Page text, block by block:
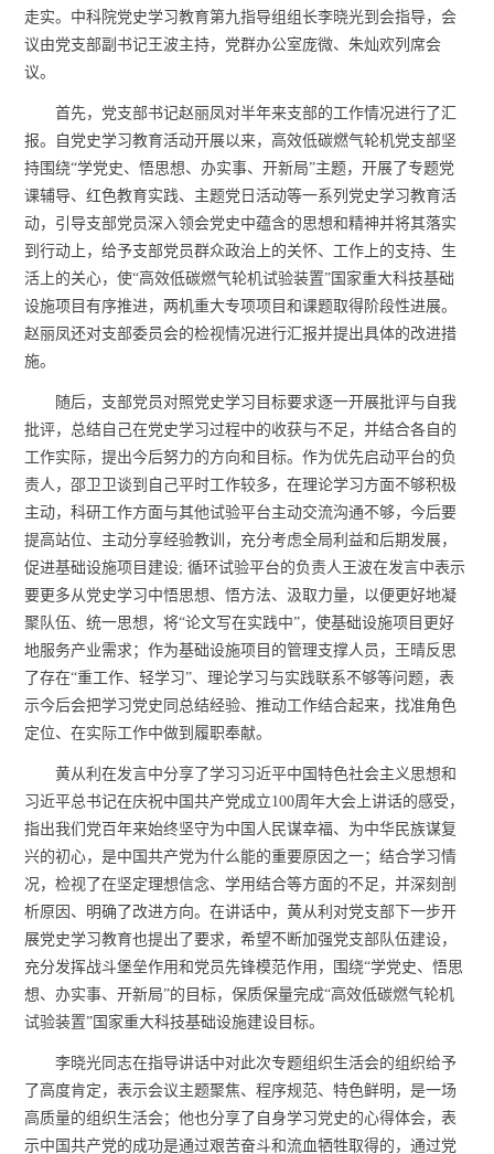
走实。中科院党史学习教育第九指导组组长李晓光到会指导，会
议由党支部副书记王波主持，党群办公室庞微、朱灿欢列席会
议。
首先，党支部书记赵丽凤对半年来支部的工作情况进行了汇
报。自党史学习教育活动开展以来，高效低碳燃气轮机党支部坚
持围绕“学党史、悟思想、办实事、开新局”主题，开展了专题党
课辅导、红色教育实践、主题党日活动等一系列党史学习教育活
动，引导支部党员深入领会党史中蕴含的思想和精神并将其落实
到行动上，给予支部党员群众政治上的关怀、工作上的支持、生
活上的关心，使“高效低碳燃气轮机试验装置”国家重大科技基础
设施项目有序推进，两机重大专项项目和课题取得阶段性进展。
赵丽凤还对支部委员会的检视情况进行汇报并提出具体的改进措
施。
随后，支部党员对照党史学习目标要求逐一开展批评与自我
批评，总结自己在党史学习过程中的收获与不足，并结合各自的
工作实际，提出今后努力的方向和目标。作为优先启动平台的负
责人，邵卫卫谈到自己平时工作较多，在理论学习方面不够积极
主动，科研工作方面与其他试验平台主动交流沟通不够，今后要
提高站位、主动分享经验教训，充分考虑全局利益和后期发展，
促进基础设施项目建设;循环试验平台的负责人王波在发言中表示
要更多从党史学习中悟思想、悟方法、汲取力量，以便更好地凝
聚队伍、统一思想，将“论文写在实践中”，使基础设施项目更好
地服务产业需求；作为基础设施项目的管理支撑人员，王晴反思
了存在“重工作、轻学习”、理论学习与实践联系不够等问题，表
示今后会把学习党史同总结经验、推动工作结合起来，找准角色
定位、在实际工作中做到履职奉献。
黄从利在发言中分享了学习习近平中国特色社会主义思想和
习近平总书记在庆祝中国共产党成立100周年大会上讲话的感受，
指出我们党百年来始终坚守为中国人民谋幸福、为中华民族谋复
兴的初心，是中国共产党为什么能的重要原因之一；结合学习情
况，检视了在坚定理想信念、学用结合等方面的不足，并深刻剖
析原因、明确了改进方向。在讲话中，黄从利对党支部下一步开
展党史学习教育也提出了要求，希望不断加强党支部队伍建设，
充分发挥战斗堡垒作用和党员先锋模范作用，围绕“学党史、悟思
想、办实事、开新局”的目标，保质保量完成“高效低碳燃气轮机
试验装置”国家重大科技基础设施建设目标。
李晓光同志在指导讲话中对此次专题组织生活会的组织给予
了高度肯定，表示会议主题聚焦、程序规范、特色鲜明，是一场
高质量的组织生活会；他也分享了自身学习党史的心得体会，表
示中国共产党的成功是通过艰苦奋斗和流血牺牲取得的，通过党